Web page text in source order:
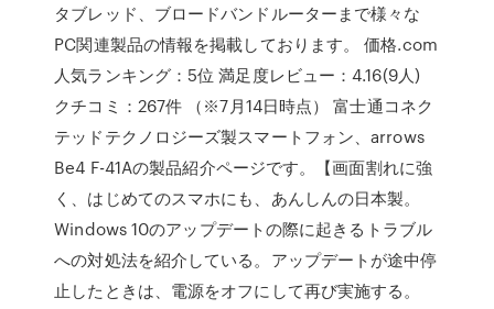
タブレッド、ブロードバンドルーターまで様々な
PC関連製品の情報を掲載しております。 価格.com
人気ランキング：5位 満足度レビュー：4.16(9人)
クチコミ：267件 （※7月14日時点） 富士通コネク
テッドテクノロジーズ製スマートフォン、arrows
Be4 F-41Aの製品紹介ページです。【画面割れに強
く、はじめてのスマホにも、あんしんの日本製。
Windows 10のアップデートの際に起きるトラブル
への対処法を紹介している。アップデートが途中停
止したときは、電源をオフにして再び実施する。